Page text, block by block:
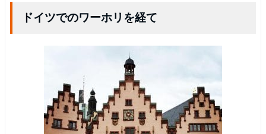
ドイツでのワーホリを経て